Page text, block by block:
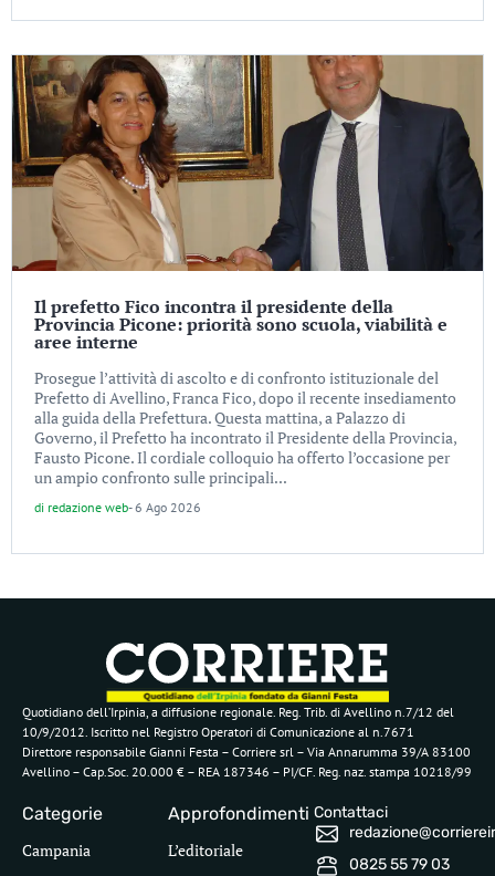
Il prefetto Fico incontra il presidente della
Provincia Picone: priorità sono scuola, viabilità e
aree interne
Prosegue l’attività di ascolto e di confronto istituzionale del
Prefetto di Avellino, Franca Fico, dopo il recente insediamento
alla guida della Prefettura. Questa mattina, a Palazzo di
Governo, il Prefetto ha incontrato il Presidente della Provincia,
Fausto Picone. Il cordiale colloquio ha offerto l’occasione per
un ampio confronto sulle principali...
di redazione web-6 Ago 2026
Quotidiano dell’Irpinia, a diffusione regionale. Reg. Trib. di Avellino n.7/12 del
10/9/2012. Iscritto nel Registro Operatori di Comunicazione al n.7671
Direttore responsabile Gianni Festa – Corriere srl – Via Annarumma 39/A 83100
Avellino – Cap.Soc. 20.000 € – REA 187346 – PI/CF. Reg. naz. stampa 10218/99
Categorie
Campania
Approfondimenti
L’editoriale
Contattaci
0825 55 79 03